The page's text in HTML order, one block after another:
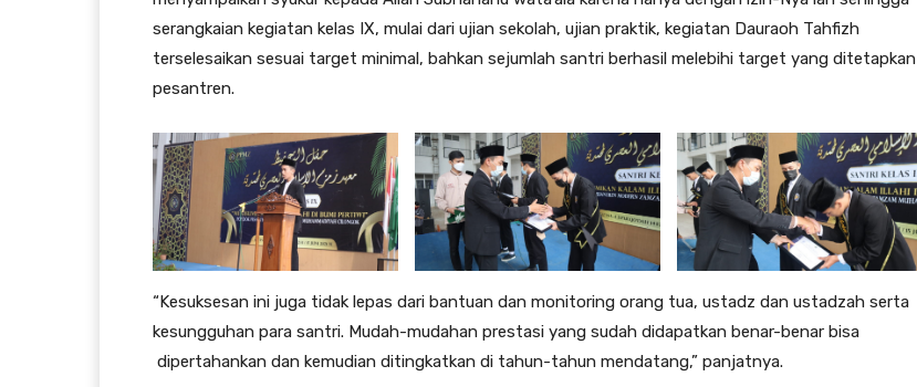
serangkaian kegiatan kelas IX, mulai dari ujian sekolah, ujian praktik, kegiatan Dauraoh Tahfizh
terselesaikan sesuai target minimal, bahkan sejumlah santri berhasil melebihi target yang ditetapkan
pesantren.
“Kesuksesan ini juga tidak lepas dari bantuan dan monitoring orang tua, ustadz dan ustadzah serta
kesungguhan para santri. Mudah-mudahan prestasi yang sudah didapatkan benar-benar bisa
dipertahankan dan kemudian ditingkatkan di tahun-tahun mendatang,” panjatnya.